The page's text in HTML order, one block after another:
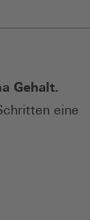
Gehalt.
eine